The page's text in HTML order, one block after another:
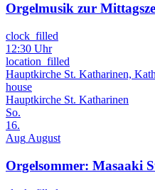
Orgelmusik zur
clock_filled
12:30 Uhr
location_filled
Hauptkirche St. Katharinen,
house
Hauptkirche St. Katharinen
So.
16.
Aug August
Orgelsommer: Masaaki